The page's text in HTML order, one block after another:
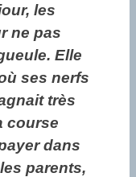
les
ne pas
Elle
ses nerfs
très
course
dans
parents,